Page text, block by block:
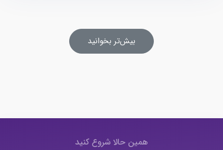
بیش‌تر بخوانید
همین حالا شروع کنید